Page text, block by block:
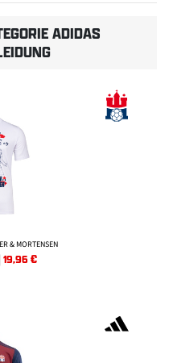
ADIDAS
& MORTENSEN
|19,96 €